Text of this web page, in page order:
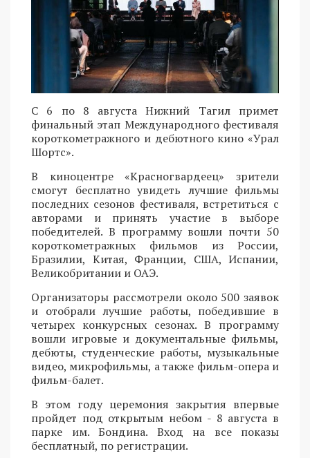
С 6 по 8 августа Нижний Тагил примет
финальный этап Международного фестиваля
короткометражного и дебютного кино «Урал
Шортс».
В киноцентре «Красногвардеец» зрители
смогут бесплатно увидеть лучшие фильмы
последних сезонов фестиваля, встретиться с
авторами и принять участие в выборе
победителей. В программу вошли почти 50
короткометражных фильмов из России,
Бразилии, Китая, Франции, США, Испании,
Великобритании и ОАЭ.
Организаторы рассмотрели около 500 заявок
и отобрали лучшие работы, победившие в
четырех конкурсных сезонах. В программу
вошли игровые и документальные фильмы,
дебюты, студенческие работы, музыкальные
видео, микрофильмы, а также фильм-опера и
фильм-балет.
В этом году церемония закрытия впервые
пройдет под открытым небом - 8 августа в
парке им. Бондина. Вход на все показы
бесплатный, по регистрации.